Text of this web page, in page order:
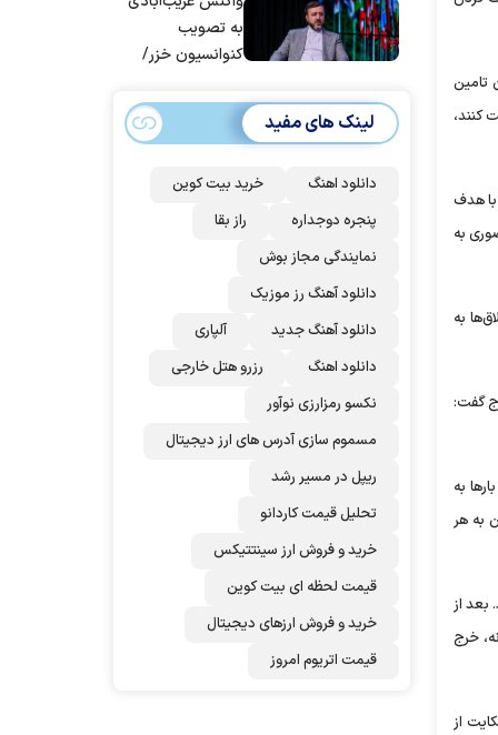
ریاست‌جمهوری قرار گرفت ناظر بر یک امکان قانونی بود. طبق ماده ۸۳ قانون تامین
کنند،
با هدف
خانواده بازمی‌گردد و تا سال ۹۴، ۶ هزار طلاق صوری به
یک برنامه تلویزیونی گفت که بیش از ۳۵ درصد طلاق‌ها به
گفت:
به
به هر
بعد از
خرج
از
به تصویب
کنوانسیون خزر/
می‌شود؟!
لینک های مفید
دانلود اهنگ
خرید بیت کوین
پنجره دوجداره
راز بقا
نمایندگی مجاز بوش
دانلود آهنگ رز‌ موزیک
دانلود آهنگ جدید
آلپاری
دانلود اهنگ
رزرو هتل خارجی
نکسو رمزارزی نوآور
مسموم سازی آدرس های ارز دیجیتال
ریپل در مسیر رشد
تحلیل قیمت کاردانو
خرید و فروش ارز سینتتیکس
قیمت لحظه ای بیت کوین
خرید و فروش ارزهای دیجیتال
قیمت اتریوم امروز